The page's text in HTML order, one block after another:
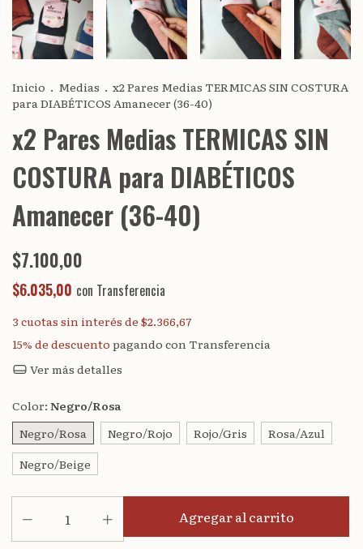
Inicio . Medias . x2 Pares Medias TERMICAS SIN COSTURA
para DIABÉTICOS Amanecer (36-40)
x2 Pares Medias TERMICAS SIN
COSTURA para DIABÉTICOS
Amanecer (36-40)
$7.100,00
$6.035,00 con Transferencia
3 cuotas sin interés de $2.366,67
15% de descuento pagando con Transferencia
Ver más detalles
Color: Negro/Rosa
Negro/Rosa
Negro/Rojo Rojo/Gris
Rosa/Azul
Negro/Beige